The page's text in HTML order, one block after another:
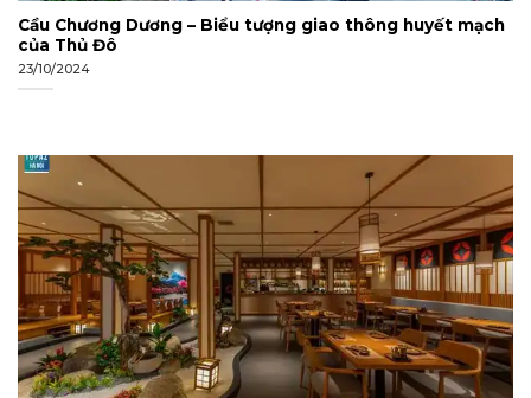
Cầu Chương Dương – Biểu tượng giao thông huyết mạch
của Thủ Đô
23/10/2024